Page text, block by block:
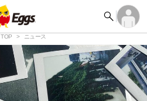







ニュース